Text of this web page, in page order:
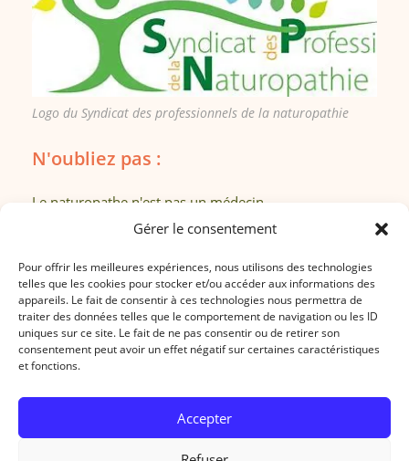
Gérer le consentement
Pour offrir les meilleures expériences, nous utilisons des technologies
telles que les cookies pour stocker et/ou accéder aux informations des
appareils. Le fait de consentir à ces technologies nous permettra de
traiter des données telles que le comportement de navigation ou les ID
uniques sur ce site. Le fait de ne pas consentir ou de retirer son
consentement peut avoir un effet négatif sur certaines caractéristiques
et fonctions.
Accepter
Logo du Syndicat des professionnels de la naturopathie
N'oubliez pas :
Le naturopathe n'est pas un médecin.
En ce sens, il n'établit pas de diagnostic et ne délivre
Toutes les informations de ce site sont à considérer
comme des conseils que vous êtes libres d'appliquer.
N'arrêtez ou ne modifiez jamais un traitement en
cours sans l'avis de votre médecin traitant.
En cas de doute, vous êtes fortement invités à
demander l'avis de votre médecin.